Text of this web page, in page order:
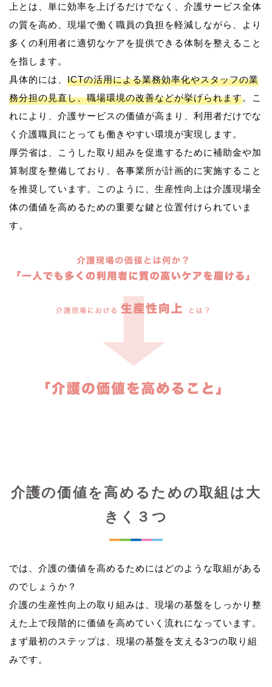
上とは、単に効率を上げるだけでなく、介護サービス全体
の質を高め、現場で働く職員の負担を軽減しながら、より
多くの利用者に適切なケアを提供できる体制を整えること
を指します。
具体的には、 ICTの活用による業務効率化やスタッフの業
務分担の見直し、職場環境の改善などが挙げられます。こ
れにより、介護サービスの価値が高まり、利用者だけでな
く介護職員にとっても働きやすい環境が実現します。
厚労省は、こうした取り組みを促進するために補助金や加
算制度を整備しており、各事業所が計画的に実施すること
を推奨しています。このように、生産性向上は介護現場全
体の価値を高めるための重要な鍵と位置付けられていま
介護の価値を高めるための取組は大
きく３つ
では、介護の価値を高めるためにはどのような取組がある
のでしょうか？
介護の生産性向上の取り組みは、現場の基盤をしっかり整
えた上で段階的に価値を高めていく流れになっています。
まず最初のステップは、現場の基盤を支える3つの取り組